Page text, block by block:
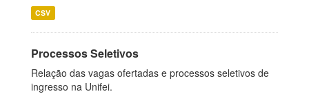
CSV
Processos Seletivos
Relação das vagas ofertadas e processos seletivos de
ingresso na Unifei.